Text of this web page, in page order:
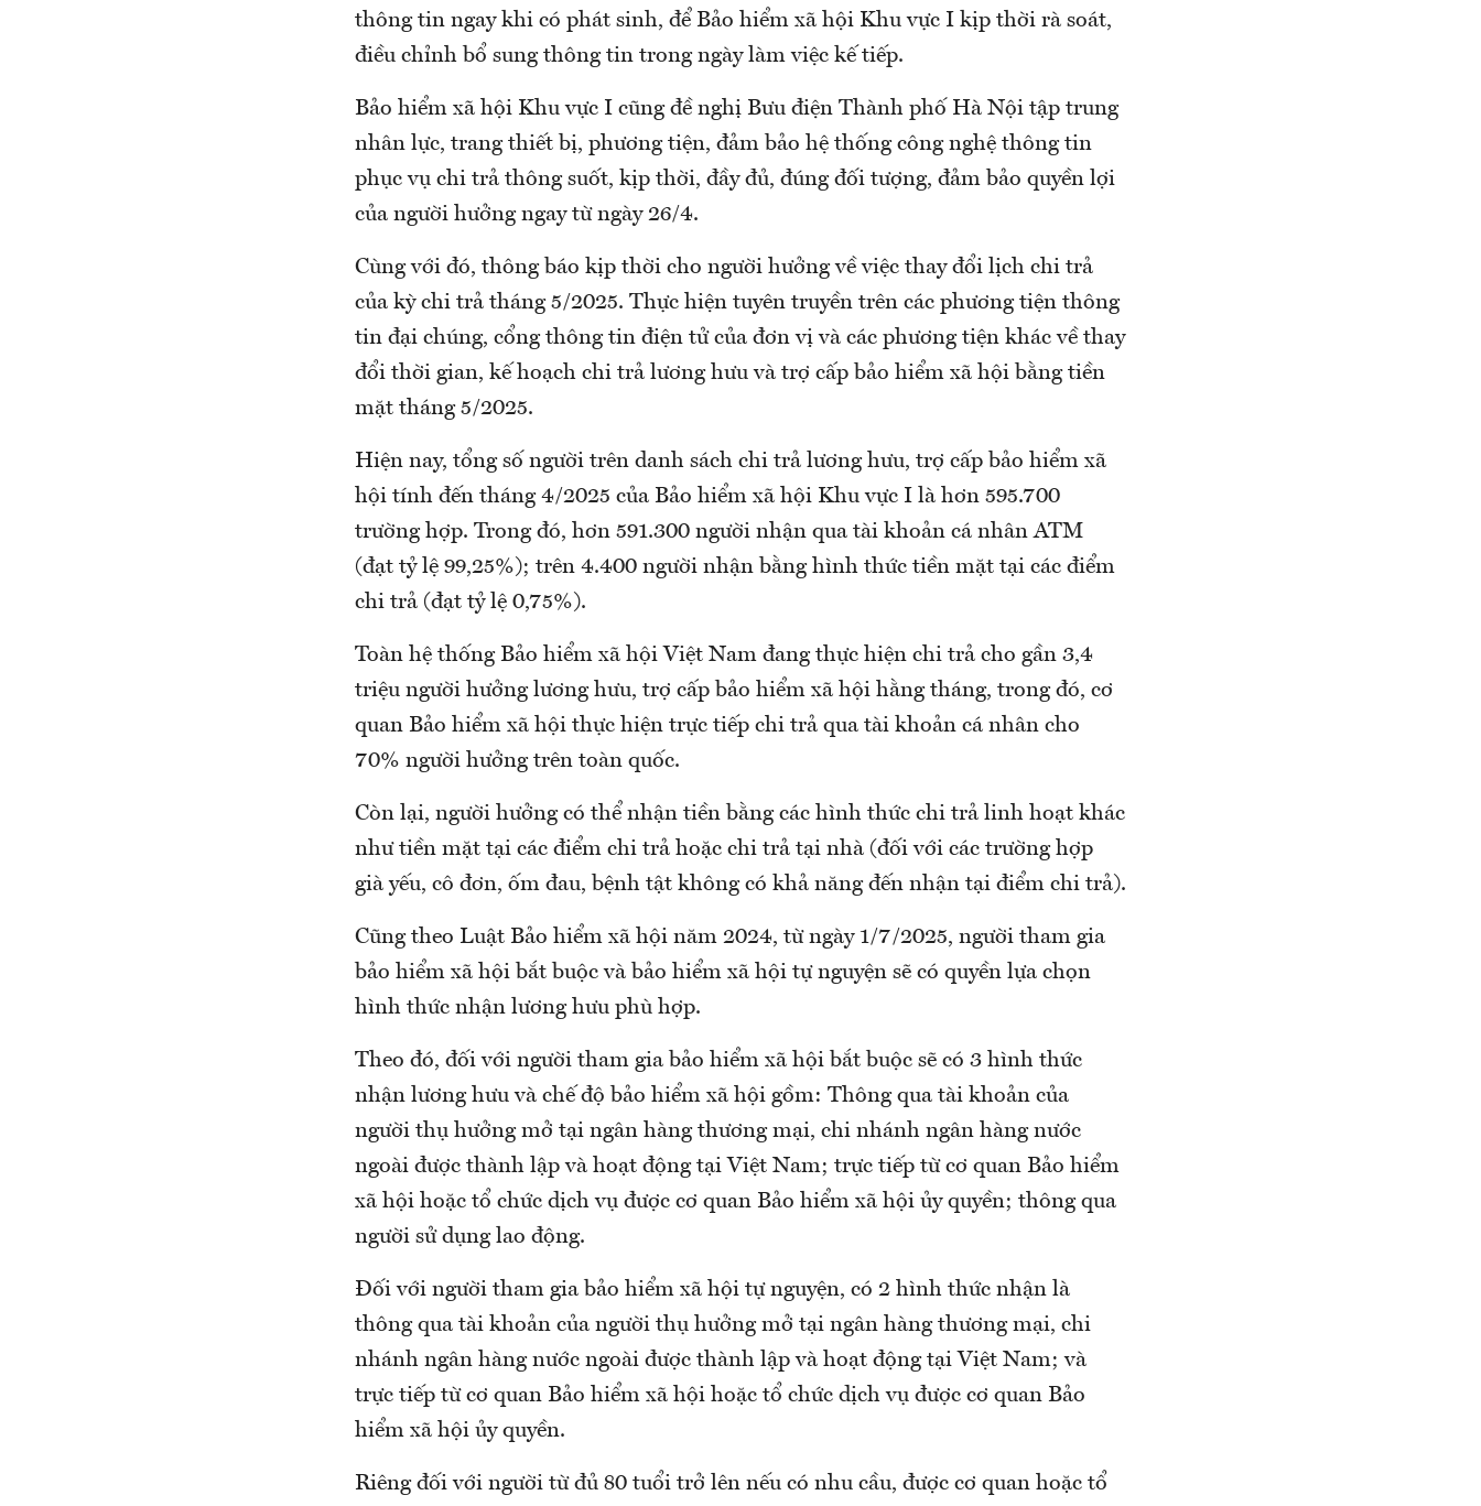
thông tin ngay khi có phát sinh, để Bảo hiểm xã hội Khu vực I kịp thời rà soát,
điều chỉnh bổ sung thông tin trong ngày làm việc kế tiếp.
Bảo hiểm xã hội Khu vực I cũng đề nghị Bưu điện Thành phố Hà Nội tập trung
nhân lực, trang thiết bị, phương tiện, đảm bảo hệ thống công nghệ thông tin
phục vụ chi trả thông suốt, kịp thời, đầy đủ, đúng đối tượng, đảm bảo quyền lợi
của người hưởng ngay từ ngày 26/4.
Cùng với đó, thông báo kịp thời cho người hưởng về việc thay đổi lịch chi trả
của kỳ chi trả tháng 5/2025. Thực hiện tuyên truyền trên các phương tiện thông
tin đại chúng, cổng thông tin điện tử của đơn vị và các phương tiện khác về thay
đổi thời gian, kế hoạch chi trả lương hưu và trợ cấp bảo hiểm xã hội bằng tiền
mặt tháng 5/2025.
Hiện nay, tổng số người trên danh sách chi trả lương hưu, trợ cấp bảo hiểm xã
hội tính đến tháng 4/2025 của Bảo hiểm xã hội Khu vực I là hơn 595.700
trường hợp. Trong đó, hơn 591.300 người nhận qua tài khoản cá nhân ATM
(đạt tỷ lệ 99,25%); trên 4.400 người nhận bằng hình thức tiền mặt tại các điểm
chi trả (đạt tỷ lệ 0,75%).
Toàn hệ thống Bảo hiểm xã hội Việt Nam đang thực hiện chi trả cho gần 3,4
triệu người hưởng lương hưu, trợ cấp bảo hiểm xã hội hằng tháng, trong đó, cơ
quan Bảo hiểm xã hội thực hiện trực tiếp chi trả qua tài khoản cá nhân cho
70% người hưởng trên toàn quốc.
Còn lại, người hưởng có thể nhận tiền bằng các hình thức chi trả linh hoạt khác
như tiền mặt tại các điểm chi trả hoặc chi trả tại nhà (đối với các trường hợp
già yếu, cô đơn, ốm đau, bệnh tật không có khả năng đến nhận tại điểm chi trả).
Cũng theo Luật Bảo hiểm xã hội năm 2024, từ ngày 1/7/2025, người tham gia
bảo hiểm xã hội bắt buộc và bảo hiểm xã hội tự nguyện sẽ có quyền lựa chọn
hình thức nhận lương hưu phù hợp.
Theo đó, đối với người tham gia bảo hiểm xã hội bắt buộc sẽ có 3 hình thức
nhận lương hưu và chế độ bảo hiểm xã hội gồm: Thông qua tài khoản của
người thụ hưởng mở tại ngân hàng thương mại, chi nhánh ngân hàng nước
ngoài được thành lập và hoạt động tại Việt Nam; trực tiếp từ cơ quan Bảo hiểm
xã hội hoặc tổ chức dịch vụ được cơ quan Bảo hiểm xã hội ủy quyền; thông qua
người sử dụng lao động.
Đối với người tham gia bảo hiểm xã hội tự nguyện, có 2 hình thức nhận là
thông qua tài khoản của người thụ hưởng mở tại ngân hàng thương mại, chi
nhánh ngân hàng nước ngoài được thành lập và hoạt động tại Việt Nam; và
trực tiếp từ cơ quan Bảo hiểm xã hội hoặc tổ chức dịch vụ được cơ quan Bảo
hiểm xã hội ủy quyền.
Riêng đối với người từ đủ 80 tuổi trở lên nếu có nhu cầu, được cơ quan hoặc tổ